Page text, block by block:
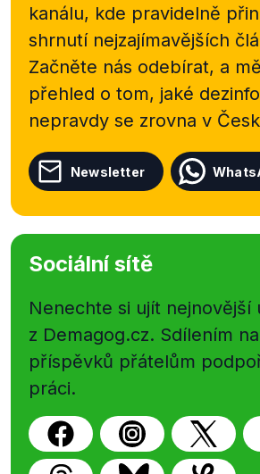
kanálu, kde pravidelně
shrnutí nejzajímavějších
Začněte nás odebírat, a
přehled o tom, jaké
nepravdy se zrovna v
Newsletter
Sociální sítě
Nenechte si ujít nejnovější
z Demagog.cz. Sdílením
příspěvků přátelům
práci.